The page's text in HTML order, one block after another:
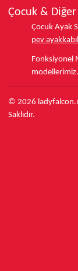
Çocuk &
Çocuk Ayak
pev
Fonksiyonel
modellerimiz.
© 2026
Saklıdır.